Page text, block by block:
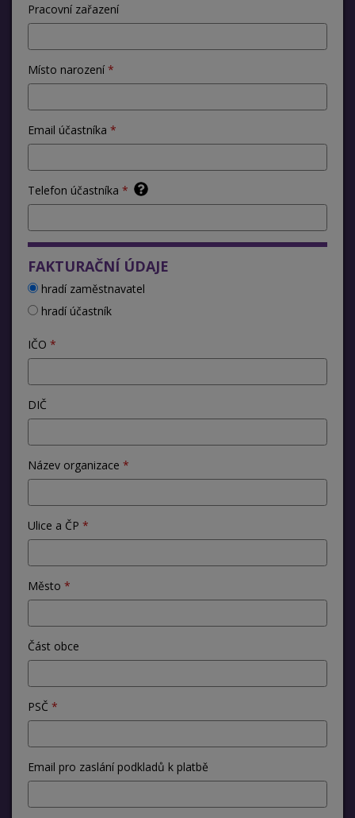
Pracovní zařazení
Místo narození
Email účastníka
Telefon účastníka
FAKTURAČNÍ ÚDAJE
hradí zaměstnavatel
hradí účastník
IČO
DIČ
Název organizace
Ulice a ČP
Město
Část obce
PSČ
Email pro zaslání podkladů k platbě